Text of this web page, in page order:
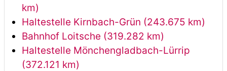
km)
Haltestelle Kirnbach-Grün (243.675 km)
Bahnhof Loitsche (319.282 km)
Haltestelle Mönchengladbach-Lürrip
(372.121 km)